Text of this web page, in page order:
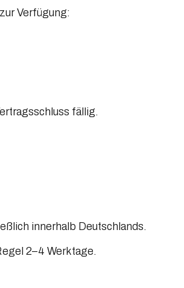
Verfügung:
fällig.
innerhalb Deutschlands.
2–4 Werktage.